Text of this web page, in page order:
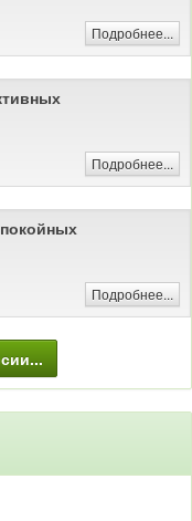
Подробнее...
Подробнее...
Подробнее...